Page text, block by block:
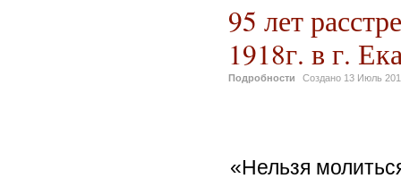
95 лет
1918г. в г.
Подробности Создано 13 Июль
«Нельзя